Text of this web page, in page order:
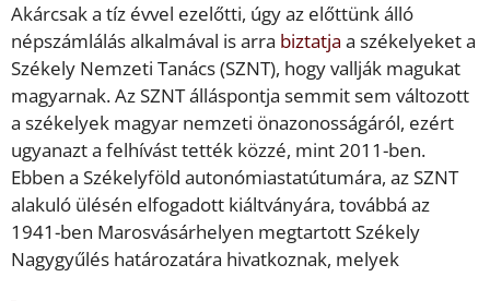
Akárcsak a tíz évvel ezelőtti, úgy az előttünk álló
népszámlálás alkalmával is arra biztatja a székelyeket a
Székely Nemzeti Tanács (SZNT), hogy vallják magukat
magyarnak. Az SZNT álláspontja semmit sem változott
a székelyek magyar nemzeti önazonosságáról, ezért
ugyanazt a felhívást tették közzé, mint 2011-ben.
Ebben a Székelyföld autonómiastatútumára, az SZNT
alakuló ülésén elfogadott kiáltványára, továbbá az
1941-ben Marosvásárhelyen megtartott Székely
Nagygyűlés határozatára hivatkoznak, melyek